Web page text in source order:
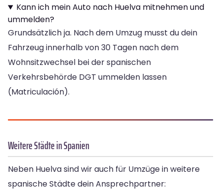
Kann ich mein Auto nach Huelva mitnehmen und
ummelden?
Grundsätzlich ja. Nach dem Umzug musst du dein
Fahrzeug innerhalb von 30 Tagen nach dem
Wohnsitzwechsel bei der spanischen
Verkehrsbehörde DGT ummelden lassen
(Matriculación).
Weitere Städte in Spanien
Neben Huelva sind wir auch für Umzüge in weitere
spanische Städte dein Ansprechpartner: